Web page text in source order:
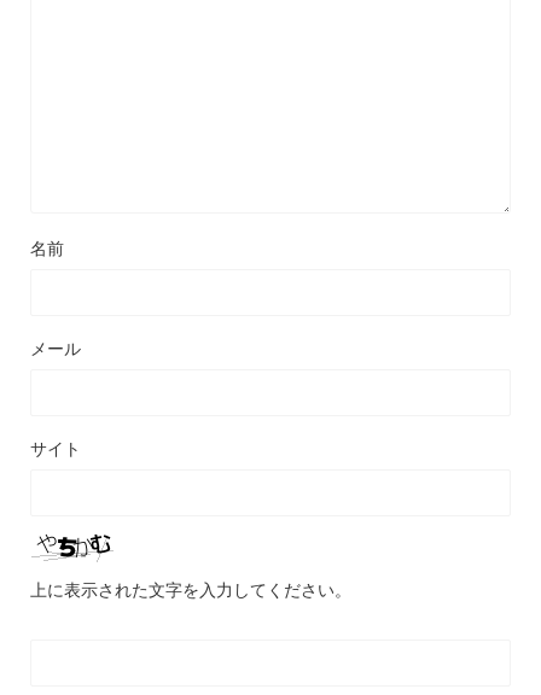
名前
メール
サイト
上に表示された文字を入力してください。